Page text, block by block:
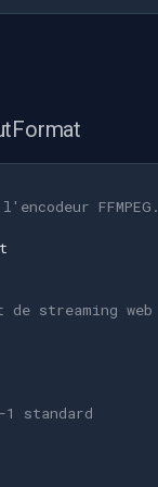
FFMPEG.
streaming web
1 standard